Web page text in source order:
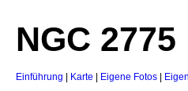
NGC 2775
Einführung Karte Eigene Fotos